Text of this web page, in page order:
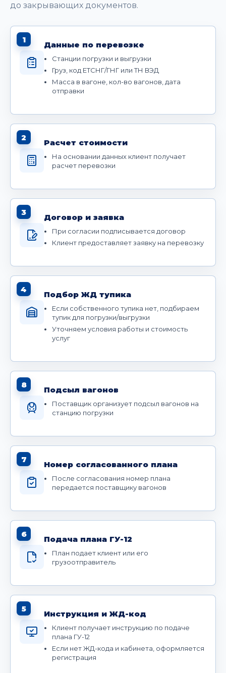
до закрывающих документов.
1
Данные по перевозке
Станции погрузки и выгрузки
Груз, код ЕТСНГ/ГНГ или ТН ВЭД
Масса в вагоне, кол-во вагонов, дата
отправки
2
Расчет стоимости
На основании данных клиент получает
расчет перевозки
3
Договор и заявка
При согласии подписывается договор
Клиент предоставляет заявку на перевозку
4
Подбор ЖД тупика
Если собственного тупика нет, подбираем
тупик для погрузки/выгрузки
Уточняем условия работы и стоимость
услуг
8
Подсыл вагонов
Поставщик организует подсыл вагонов на
станцию погрузки
7
Номер согласованного плана
После согласования номер плана
передается поставщику вагонов
6
Подача плана ГУ-12
План подает клиент или его
грузоотправитель
5
Инструкция и ЖД-код
Клиент получает инструкцию по подаче
плана ГУ-12
Если нет ЖД-кода и кабинета, оформляется
регистрация